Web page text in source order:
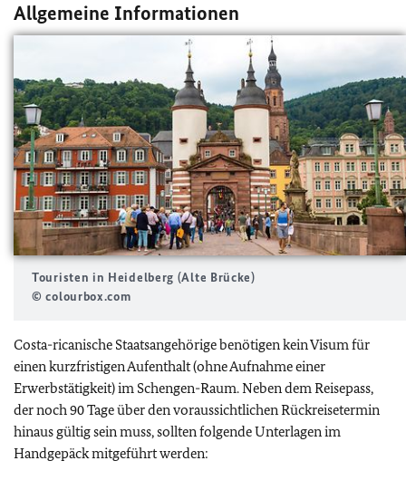
Allgemeine Informationen
Touristen in Heidelberg (Alte Brücke)
© colourbox.com
Costa-ricanische Staatsangehörige benötigen kein Visum für
einen kurzfristigen Aufenthalt (ohne Aufnahme einer
Erwerbstätigkeit) im Schengen-Raum. Neben dem Reisepass,
der noch 90 Tage über den voraussichtlichen Rückreisetermin
hinaus gültig sein muss, sollten folgende Unterlagen im
Handgepäck mitgeführt werden: